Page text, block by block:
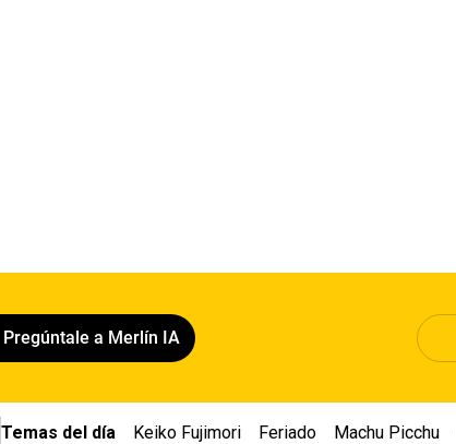
Pregúntale a Merlín IA
Temas del día Keiko Fujimori Feriado Machu Picchu